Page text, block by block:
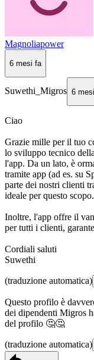
Magnoliapower
6 mesi fa
Suwethi_Migros 6
Ciao
Grazie mille per il tuo
lo sviluppo tecnico
l'app. Da un lato, è
tramite app (ad es. su
parte dei nostri clienti
ideale per questo scopo.
Inoltre, l'app offre il
per tutti i clienti,
Cordiali saluti
Suwethi
(traduzione automatica)
Questo profilo è
dei dipendenti Migros
del profilo 🤔🤔
(traduzione automatica)